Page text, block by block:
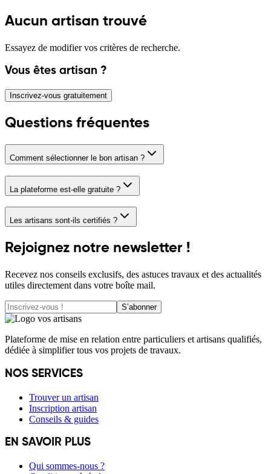
Aucun artisan trouvé
Essayez de modifier vos critères de recherche.
Vous êtes artisan ?
Inscrivez-vous gratuitement
Questions fréquentes
Comment sélectionner le bon artisan ?
La plateforme est-elle gratuite ?
Les artisans sont-ils certifiés ?
Rejoignez notre newsletter !
Recevez nos conseils exclusifs, des astuces travaux et des actualités
utiles directement dans votre boîte mail.
S’abonner
Plateforme de mise en relation entre particuliers et artisans qualifiés,
dédiée à simplifier tous vos projets de travaux.
NOS SERVICES
Trouver un artisan
Inscription artisan
Conseils & guides
EN SAVOIR PLUS
Qui sommes-nous ?